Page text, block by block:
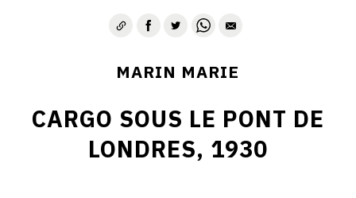
MARIN MARIE
CARGO SOUS LE PONT DE
LONDRES, 1930